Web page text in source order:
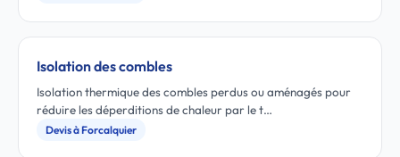
Isolation des combles
Isolation thermique des combles perdus ou aménagés pour
réduire les déperditions de chaleur par le t…
Devis à Forcalquier